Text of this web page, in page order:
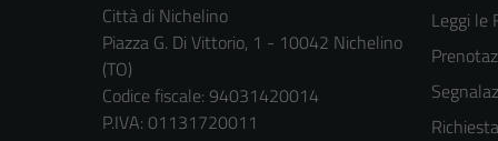
Città di Nichelino
Piazza G. Di Vittorio, 1 - 10042 Nichelino
(TO)
Codice fiscale: 94031420014
P.IVA: 01131720011
Leggi le